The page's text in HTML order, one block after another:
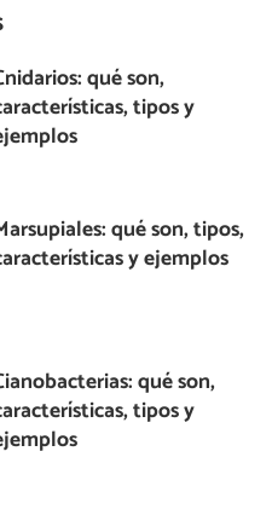
qué son,
tipos y
qué son, tipos,
y ejemplos
qué son,
tipos y